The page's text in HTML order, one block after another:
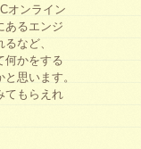
オンライン
あるエンジ
など、
何かをする
思います。
てもらえれ